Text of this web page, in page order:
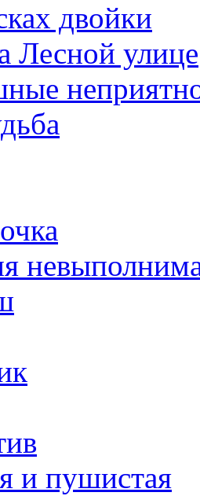
двойки
Лесной улице
и пушистая